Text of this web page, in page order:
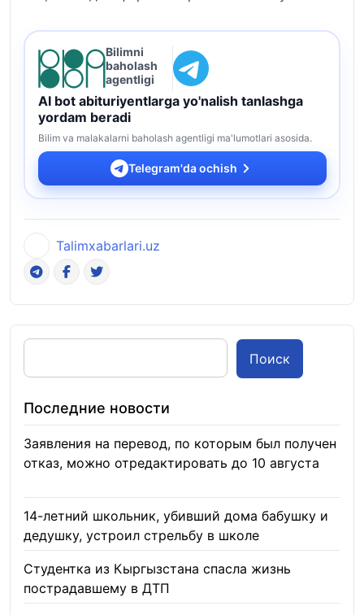
Bilimni
baholash
agentligi
AI bot abituriyentlarga yo'nalish tanlashga
yordam beradi
Bilim va malakalarni baholash agentligi ma'lumotlari asosida.
Telegram'da ochish
Talimxabarlari.uz
Поиск
Последние новости
Заявления на перевод, по которым был получен
отказ, можно отредактировать до 10 августа
14-летний школьник, убивший дома бабушку и
дедушку, устроил стрельбу в школе
Студентка из Кыргызстана спасла жизнь
пострадавшему в ДТП